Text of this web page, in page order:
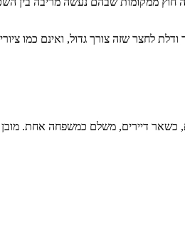
לחצר שזה צורך גדול, ואינם כמו
כשאר דיירים, משלם כמשפחה אחת.